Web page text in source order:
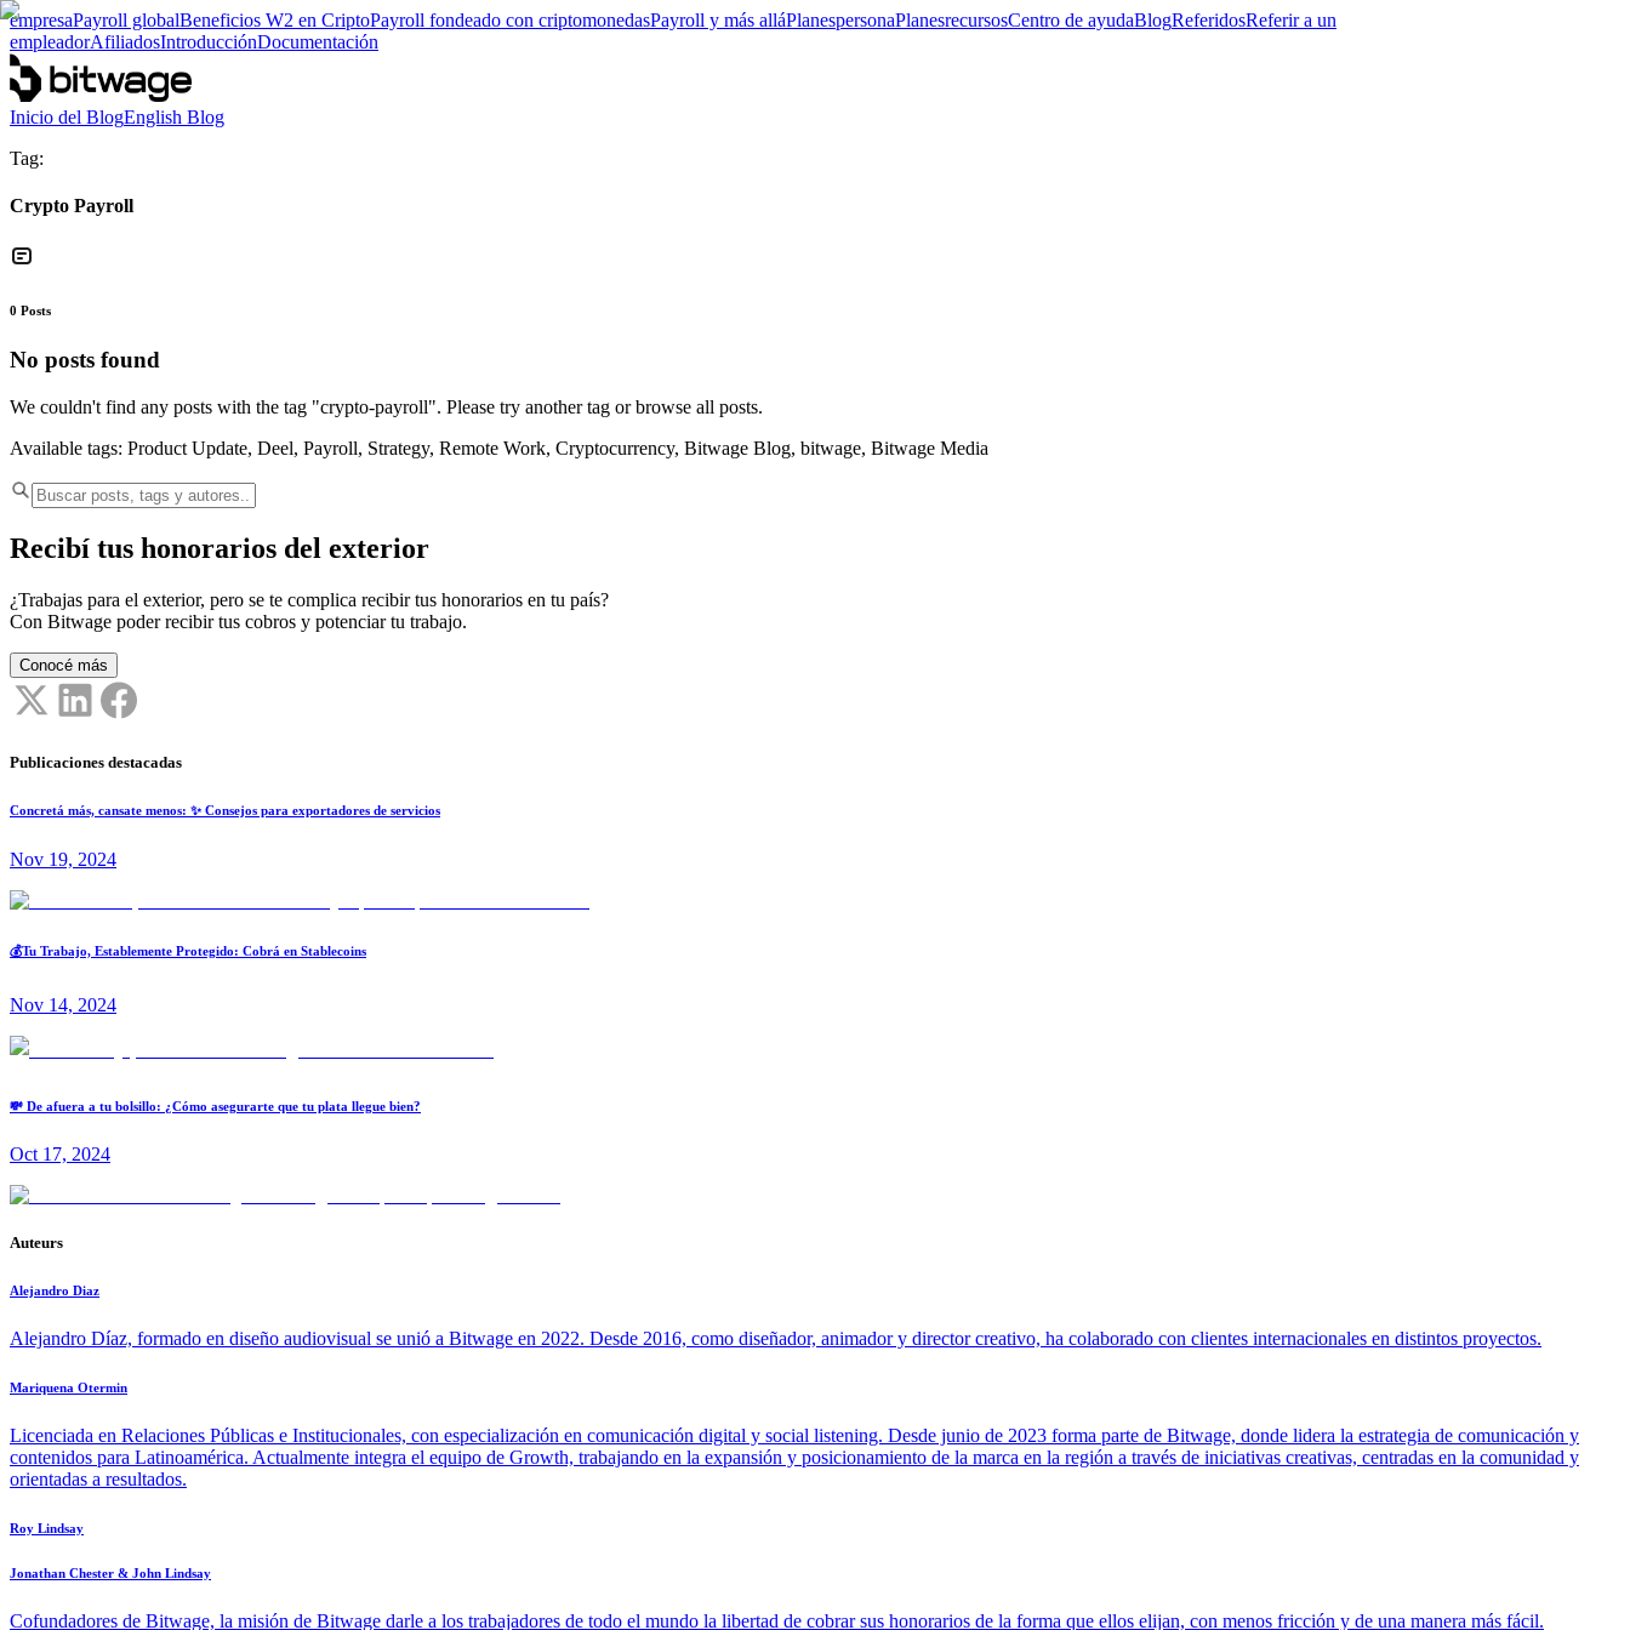
empresaPayroll globalBeneficios W2 en CriptoPayroll fondeado con criptomonedasPayroll y más alláPlanespersonaPlanesrecursosCentro de ayudaBlogReferidosReferir a un
empleadorAfiliadosIntroducciónDocumentación
Inicio del BlogEnglish Blog
Tag:
Crypto Payroll
0 Posts
No posts found
We couldn't find any posts with the tag "crypto-payroll". Please try another tag or browse all posts.
Available tags: Product Update, Deel, Payroll, Strategy, Remote Work, Cryptocurrency, Bitwage Blog, bitwage, Bitwage Media
Recibí tus honorarios del exterior
¿Trabajas para el exterior, pero se te complica recibir tus honorarios en tu país?
Con Bitwage poder recibir tus cobros y potenciar tu trabajo.
Conocé más
Publicaciones destacadas
Concretá más, cansate menos: ✨ Consejos para exportadores de servicios
Nov 19, 2024
💰Tu Trabajo, Establemente Protegido: Cobrá en Stablecoins
Nov 14, 2024
💸 De afuera a tu bolsillo: ¿Cómo asegurarte que tu plata llegue bien?
Oct 17, 2024
Auteurs
Alejandro Diaz
Alejandro Díaz, formado en diseño audiovisual se unió a Bitwage en 2022. Desde 2016, como diseñador, animador y director creativo, ha colaborado con clientes internacionales en distintos proyectos.
Mariquena Otermin
Licenciada en Relaciones Públicas e Institucionales, con especialización en comunicación digital y social listening. Desde junio de 2023 forma parte de Bitwage, donde lidera la estrategia de comunicación y
contenidos para Latinoamérica. Actualmente integra el equipo de Growth, trabajando en la expansión y posicionamiento de la marca en la región a través de iniciativas creativas, centradas en la comunidad y
orientadas a resultados.
Roy Lindsay
Jonathan Chester & John Lindsay
Cofundadores de Bitwage, la misión de Bitwage darle a los trabajadores de todo el mundo la libertad de cobrar sus honorarios de la forma que ellos elijan, con menos fricción y de una manera más fácil.